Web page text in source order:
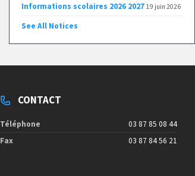
Informations scolaires 2026 2027 19 juin 2026
See All Notices
CONTACT
Téléphone
03 87 85 08 44
Fax
03 87 84 56 21